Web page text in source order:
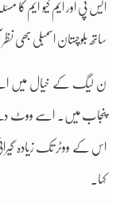
ایس پی اور ایم کیو ایم کا
ساتھ بلوچستان اسمبلی بھی
ن لیگ کے خیال میں اسے
پنجاب میں۔ اسے ووٹ دینے
اس کے ووٹر تک زیادہ
کہا۔